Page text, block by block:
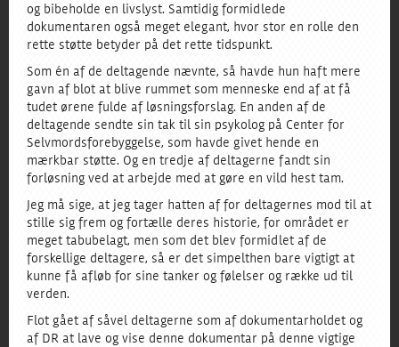
og bibeholde en livslyst. Samtidig formidlede
dokumentaren også meget elegant, hvor stor en rolle den
rette støtte betyder på det rette tidspunkt.
Som én af de deltagende nævnte, så havde hun haft mere
gavn af blot at blive rummet som menneske end af at få
tudet ørene fulde af løsningsforslag. En anden af de
deltagende sendte sin tak til sin psykolog på Center for
Selvmordsforebyggelse, som havde givet hende en
mærkbar støtte. Og en tredje af deltagerne fandt sin
forløsning ved at arbejde med at gøre en vild hest tam.
Jeg må sige, at jeg tager hatten af for deltagernes mod til at
stille sig frem og fortælle deres historie, for området er
meget tabubelagt, men som det blev formidlet af de
forskellige deltagere, så er det simpelthen bare vigtigt at
kunne få afløb for sine tanker og følelser og række ud til
verden.
Flot gået af såvel deltagerne som af dokumentarholdet og
af DR at lave og vise denne dokumentar på denne vigtige